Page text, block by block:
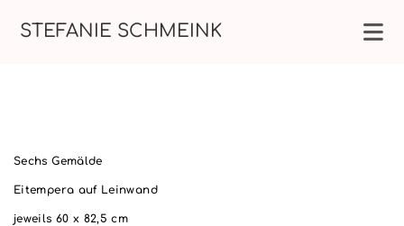
STEFANIE SCHMEINK
Sechs Gemälde
Eitempera auf Leinwand
jeweils 60 x 82,5 cm